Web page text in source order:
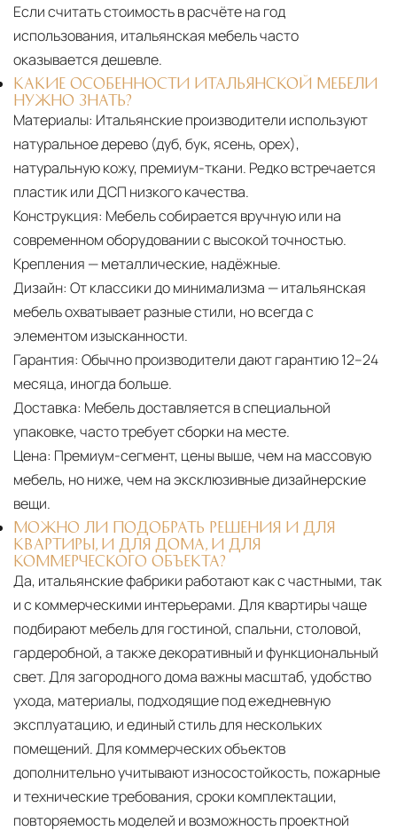
Если считать стоимость в расчёте на год
использования, итальянская мебель часто
оказывается дешевле.
КАКИЕ ОСОБЕННОСТИ ИТАЛЬЯНСКОЙ МЕБЕЛИ
НУЖНО ЗНАТЬ?
Материалы: Итальянские производители используют
натуральное дерево (дуб, бук, ясень, орех),
натуральную кожу, премиум-ткани. Редко встречается
пластик или ДСП низкого качества.
Конструкция: Мебель собирается вручную или на
современном оборудовании с высокой точностью.
Крепления — металлические, надёжные.
Дизайн: От классики до минимализма — итальянская
мебель охватывает разные стили, но всегда с
элементом изысканности.
Гарантия: Обычно производители дают гарантию 12–24
месяца, иногда больше.
Доставка: Мебель доставляется в специальной
упаковке, часто требует сборки на месте.
Цена: Премиум-сегмент, цены выше, чем на массовую
мебель, но ниже, чем на эксклюзивные дизайнерские
вещи.
МОЖНО ЛИ ПОДОБРАТЬ РЕШЕНИЯ И ДЛЯ
КВАРТИРЫ, И ДЛЯ ДОМА, И ДЛЯ
КОММЕРЧЕСКОГО ОБЪЕКТА?
Да, итальянские фабрики работают как с частными, так
и с коммерческими интерьерами. Для квартиры чаще
подбирают мебель для гостиной, спальни, столовой,
гардеробной, а также декоративный и функциональный
свет. Для загородного дома важны масштаб, удобство
ухода, материалы, подходящие под ежедневную
эксплуатацию, и единый стиль для нескольких
помещений. Для коммерческих объектов
дополнительно учитывают износостойкость, пожарные
и технические требования, сроки комплектации,
повторяемость моделей и возможность проектной